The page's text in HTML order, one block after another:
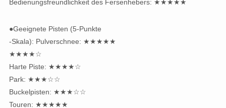
Bedienungsfreundlichkeit des Fersenhebers: ★★★★★
●Geeignete Pisten (5-Punkte
-Skala): Pulverschnee: ★★★★★
★★★★☆
Harte Piste: ★★★★☆
Park: ★★★☆☆
Buckelpisten: ★★★☆☆
Touren: ★★★★★